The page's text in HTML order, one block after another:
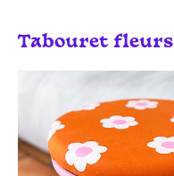
Tabouret fleurs